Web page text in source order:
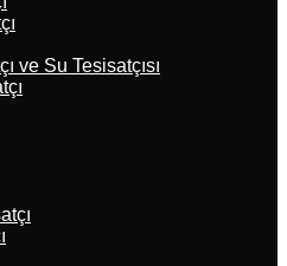
ve Su Tesisatçısı